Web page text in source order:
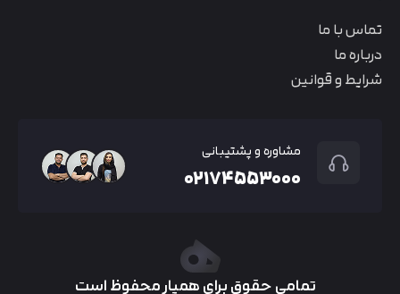
تماس با ما
درباره ما
شرایط و قوانین
مشاوره و پشتیبانی
۰۲۱۷۴۵۵۳۰۰۰
تمامی حقوق برای همیار محفوظ است